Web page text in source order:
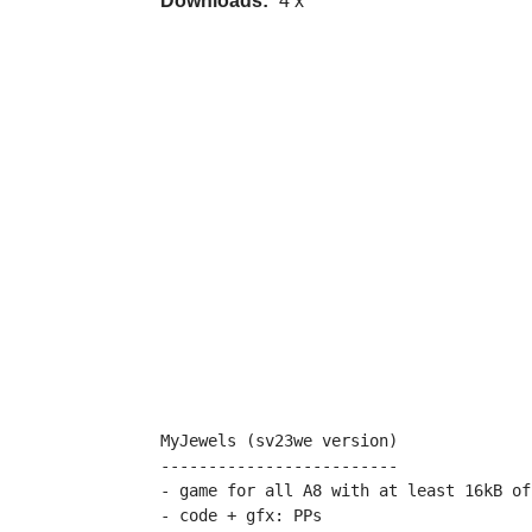
MyJewels (sv23we version)
-------------------------
- game for all A8 with at least 16kB of
- code + gfx: PPs